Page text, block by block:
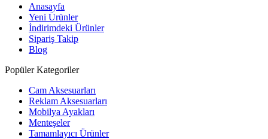
Anasayfa
Yeni Ürünler
İndirimdeki Ürünler
Sipariş Takip
Blog
Popüler Kategoriler
Cam Aksesuarları
Reklam Aksesuarları
Mobilya Ayakları
Menteşeler
Tamamlayıcı Ürünler